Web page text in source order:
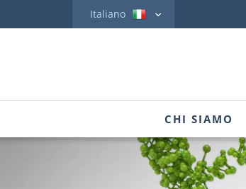
Italiano
CHI SIAMO